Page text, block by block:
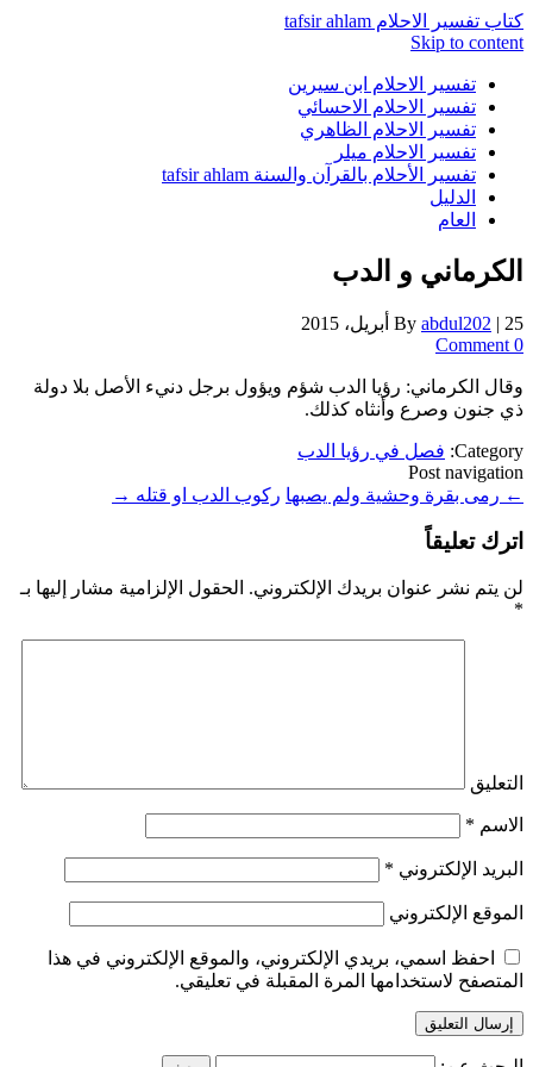
كتاب تفسير الاحلام tafsir ahlam
Skip to content
تفسير الاحلام ابن سيرين
تفسير الاحلام الاحسائي
تفسير الاحلام الظاهري
تفسير الاحلام ميلر
تفسير الأحلام بالقرآن والسنة tafsir ahlam
الدليل
العام
الكرماني و الدب
By abdul202 | 25 أبريل، 2015
0 Comment
وقال الكرماني: رؤيا الدب شؤم ويؤول برجل دنيء الأصل بلا دولة
ذي جنون وصرع وأنثاه كذلك.
Category: فصل في رؤيا الدب
Post navigation
← رمى بقرة وحشية ولم يصبها ركوب الدب او قتله →
اترك تعليقاً
لن يتم نشر عنوان بريدك الإلكتروني. الحقول الإلزامية مشار إليها بـ
*
التعليق
الاسم *
البريد الإلكتروني *
الموقع الإلكتروني
احفظ اسمي، بريدي الإلكتروني، والموقع الإلكتروني في هذا
المتصفح لاستخدامها المرة المقبلة في تعليقي.